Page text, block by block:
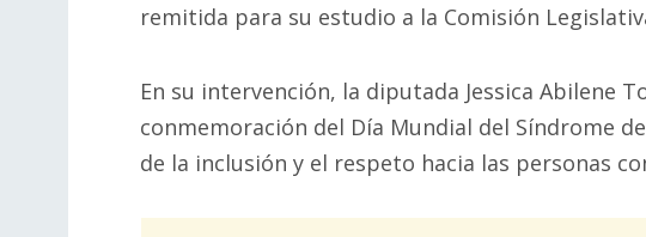
remitida para su estudio a la Comisión
En su intervención, la diputada Jessica Abilene
conmemoración del Día Mundial del Síndrome
de la inclusión y el respeto hacia las personas